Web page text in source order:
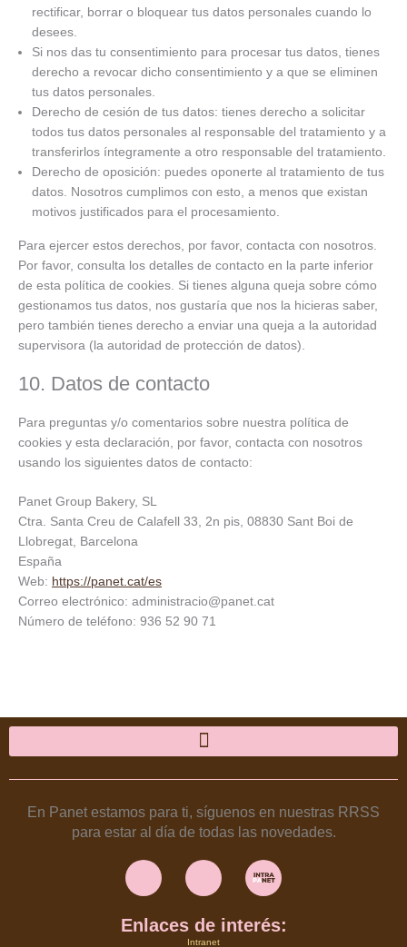
rectificar, borrar o bloquear tus datos personales cuando lo
desees.
Si nos das tu consentimiento para procesar tus datos, tienes
derecho a revocar dicho consentimiento y a que se eliminen
tus datos personales.
Derecho de cesión de tus datos: tienes derecho a solicitar
todos tus datos personales al responsable del tratamiento y a
transferirlos íntegramente a otro responsable del tratamiento.
Derecho de oposición: puedes oponerte al tratamiento de tus
datos. Nosotros cumplimos con esto, a menos que existan
motivos justificados para el procesamiento.
Para ejercer estos derechos, por favor, contacta con nosotros.
Por favor, consulta los detalles de contacto en la parte inferior
de esta política de cookies. Si tienes alguna queja sobre cómo
gestionamos tus datos, nos gustaría que nos la hicieras saber,
pero también tienes derecho a enviar una queja a la autoridad
supervisora (la autoridad de protección de datos).
10. Datos de contacto
Para preguntas y/o comentarios sobre nuestra política de
cookies y esta declaración, por favor, contacta con nosotros
usando los siguientes datos de contacto:
Panet Group Bakery, SL
Ctra. Santa Creu de Calafell 33, 2n pis, 08830 Sant Boi de
Llobregat, Barcelona
España
Web: https://panet.cat/es
Correo electrónico: administracio@panet.cat
Número de teléfono: 936 52 90 71
En Panet estamos para ti, síguenos en nuestras RRSS
para estar al día de todas las novedades.
InstagramFacebook
Enlaces de interés:
Intranet